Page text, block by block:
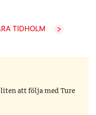
TIDHOLM
liten att följa med Ture